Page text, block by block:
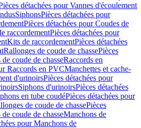
détachées pour Vannes d'écoulement
SiphonsPièces détachées pour
Pièces détachées pour Coudes de
raccordementPièces détachées pour
Kits de raccordementPièces détachées
Rallonges de coude de chassePièces
coude de chasseRaccords en
Raccords en PVCManchettes et cache-
d'urinoirsPièces détachées pour
Siphons d'urinoirsPièces détachées
en tube coudéPièces détachées pour
de coude de chassePièces
coude de chasseManchons de
pour Manchons de